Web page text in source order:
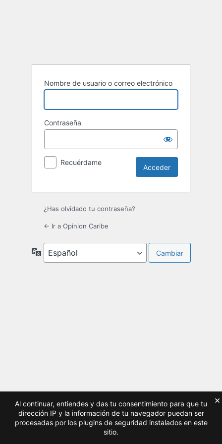
Nombre de usuario o correo electrónico
Contraseña
Recuérdame
¿Has olvidado tu contraseña?
← Ir a Opinion Caribe
Idioma
Al continuar, entiendes y das tu consentimiento para que tu
dirección IP y la información de tu navegador puedan ser
procesadas por los plugins de seguridad instalados en este
sitio.
×